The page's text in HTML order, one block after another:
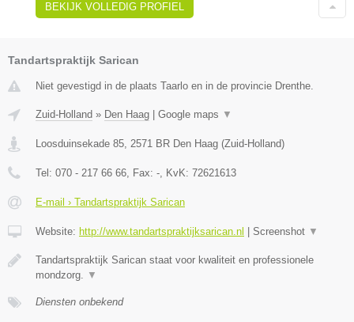
BEKIJK VOLLEDIG PROFIEL
Tandartspraktijk Sarican
Niet gevestigd in de plaats Taarlo en in de provincie Drenthe.
Zuid-Holland » Den Haag Google maps ▼
Loosduinsekade 85, 2571 BR Den Haag (Zuid-Holland)
Tel: 070 - 217 66 66, Fax: -, KvK: 72621613
E-mail › Tandartspraktijk Sarican
Website: http://www.tandartspraktijksarican.nl Screenshot ▼
Tandartspraktijk Sarican staat voor kwaliteit en professionele
mondzorg. ▼
Diensten onbekend